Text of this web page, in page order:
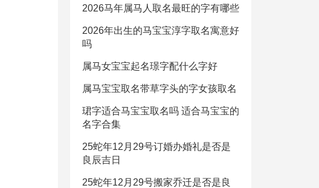
2026马年属马人取名最旺的字有哪些
2026年出生的马宝宝淳字取名寓意好
吗
属马女宝宝起名璟字配什么字好
属马宝宝取名带草字头的字女孩取名
珺字适合马宝宝取名吗 适合马宝宝的
名字合集
25蛇年12月29号订婚办婚礼是否是
良辰吉日
25蛇年12月29号搬家乔迁是否是良